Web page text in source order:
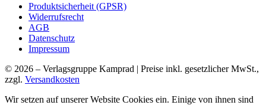
Produktsicherheit (GPSR)
Widerrufsrecht
AGB
Datenschutz
Impressum
© 2026 – Verlagsgruppe Kamprad | Preise inkl. gesetzlicher MwSt.,
zzgl. Versandkosten
Wir setzen auf unserer Website Cookies ein. Einige von ihnen sind